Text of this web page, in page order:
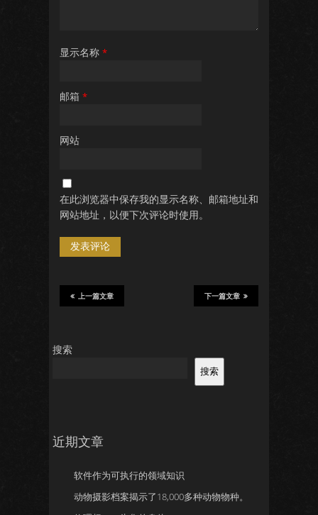
显示名称 *
邮箱 *
网站
在此浏览器中保存我的显示名称、邮箱地址和
网站地址，以便下次评论时使用。
下一篇文章
上一篇文章
搜索
搜索
近期文章
软件作为可执行的领域知识
动物摄影档案揭示了18,000多种动物物种。